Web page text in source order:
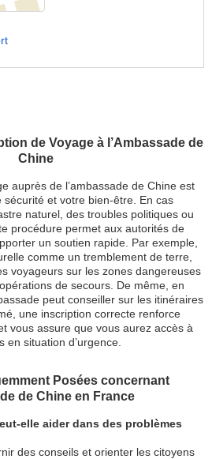
de Voyage à l’Ambassade de
Chine
auprès de l’ambassade de Chine est
et votre bien-être. En cas
naturel, des troubles politiques ou
procédure permet aux autorités de
un soutien rapide. Par exemple,
comme un tremblement de terre,
voyageurs sur les zones dangereuses
de secours. De même, en
peut conseiller sur les itinéraires
une inscription correcte renforce
vous assure que vous aurez accès à
situation d’urgence.
Posées concernant
de Chine en France
elle aider dans des problèmes
des conseils et orienter les citoyens